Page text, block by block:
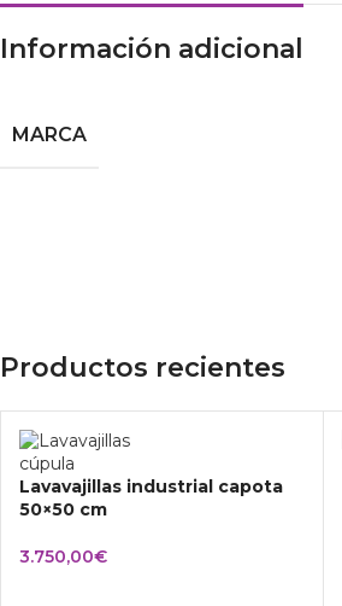
Información adicional
MARCA
Productos recientes
Lavavajillas industrial capota
50×50 cm
3.750,00€